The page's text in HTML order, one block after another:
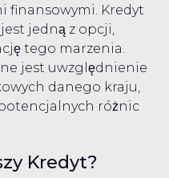
finansowymi. Kredyt
jedną z opcji,
tego marzenia.
jest uwzględnienie
danego kraju,
różnic
Kredyt?